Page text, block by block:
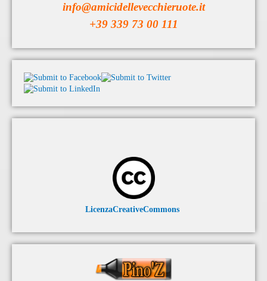
info@amicidellevecchieruote.it
+39 339 73 00 111
LicenzaCreativeCommons